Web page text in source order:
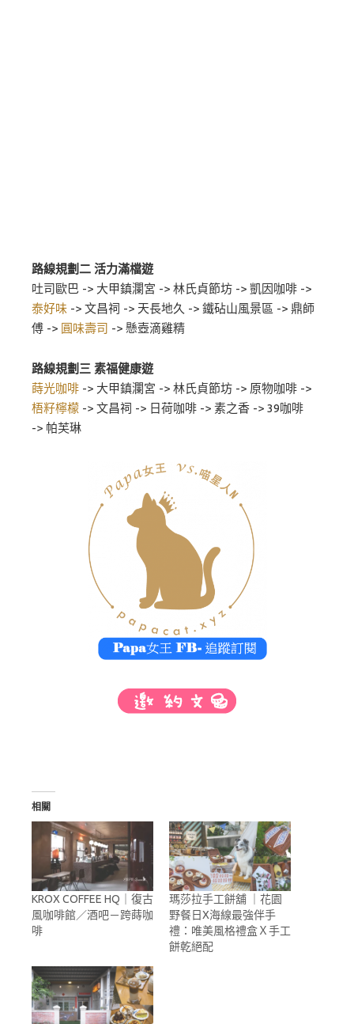
路線規劃二 活力滿檔遊
吐司歐巴 -> 大甲鎮瀾宮 -> 林氏貞節坊 -> 凱因咖啡 ->
泰好味 -> 文昌祠 -> 天長地久 -> 鐵砧山風景區 -> 鼎師
傅 -> 圓味壽司 -> 懸壺滴雞精
路線規劃三 素福健康遊
蒔光咖啡 -> 大甲鎮瀾宮 -> 林氏貞節坊 -> 原物咖啡 ->
梧籽檸檬 -> 文昌祠 -> 日荷咖啡 -> 素之香 -> 39咖啡
-> 帕芙琳
相關
KROX COFFEE HQ｜復古
風咖啡館／酒吧－跨蒔咖
啡
瑪莎拉手工餅舖 ｜花園
野餐日X海線最強伴手
禮：唯美風格禮盒Ｘ手工
餅乾絕配